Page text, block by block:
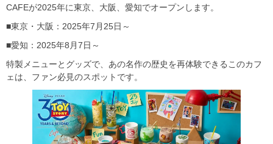
CAFEが2025年に東京、大阪、愛知でオープンします。
■東京・大阪：2025年7月25日～
■愛知：2025年8月7日～
特製メニューとグッズで、あの名作の歴史を再体験できるこのカフ
ェは、ファン必見のスポットです。